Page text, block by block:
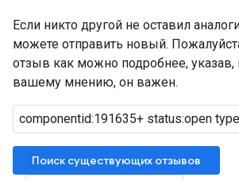
Если никто другой не оставил
можете отправить новый.
отзыв как можно подробнее, указав,
вашему мнению, он важен.
Поиск существующих отзывов